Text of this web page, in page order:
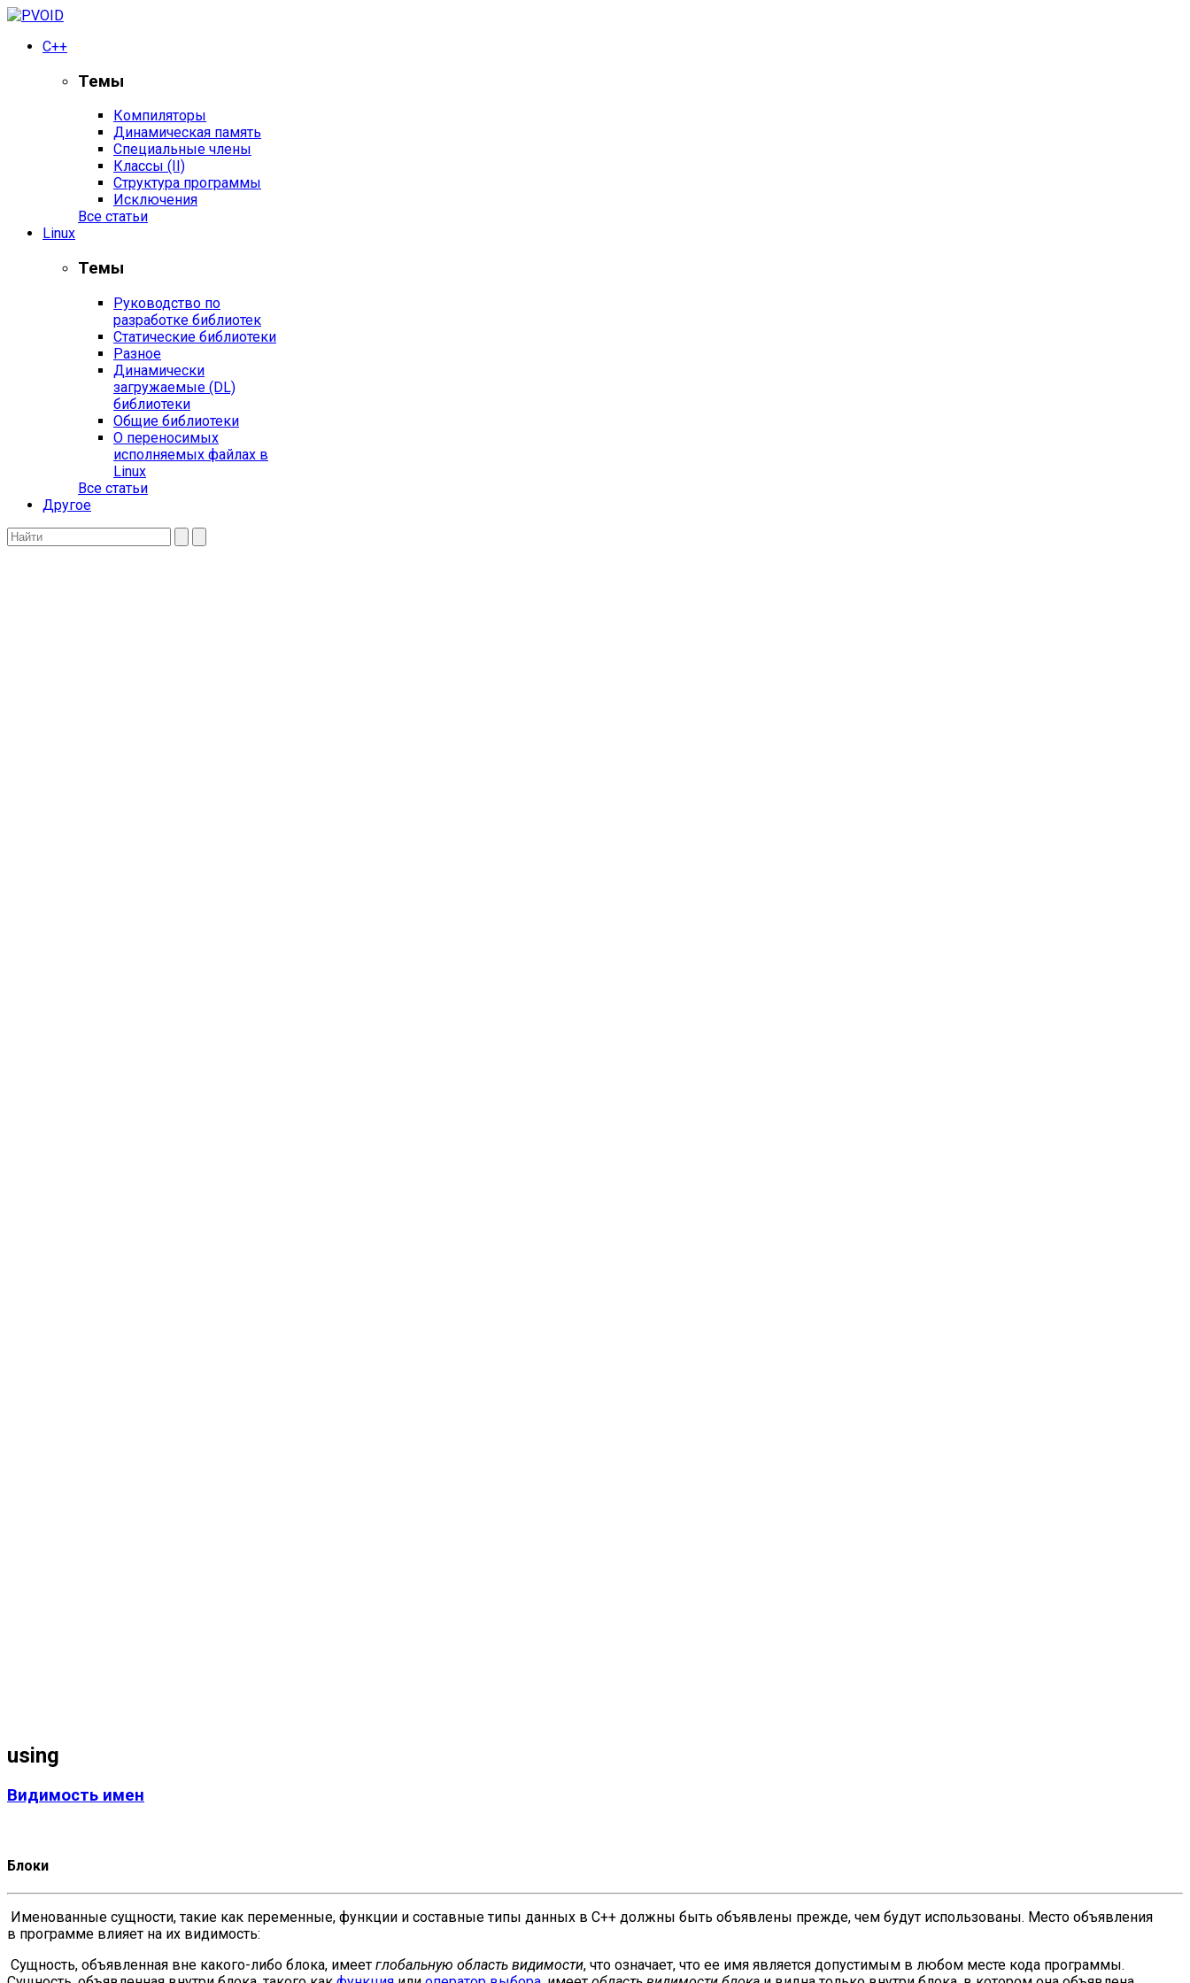
С++
Темы
Компиляторы
Динамическая память
Специальные члены
Классы (II)
Структура программы
Исключения
Все статьи
Linux
Темы
Руководство по
разработке библиотек
Статические библиотеки
Разное
Динамически
загружаемые (DL)
библиотеки
Общие библиотеки
О переносимых
исполняемых файлах в
Linux
Все статьи
Другое
using
Видимость имен
Блоки
Именованные сущности, такие как переменные, функции и составные типы данных в C++ должны быть объявлены прежде, чем будут использованы. Место объявления
в программе влияет на их видимость:
Сущность, объявленная вне какого-либо блока, имеет глобальную область видимости, что означает, что ее имя является допустимым в любом месте кода программы.